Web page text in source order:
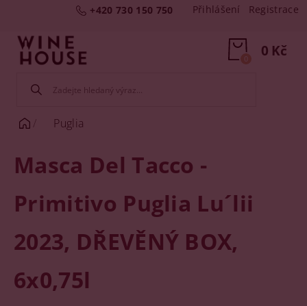
+420 730 150 750 Přihlášení Registrace
0 Kč
0
Puglia
Masca Del Tacco -
Primitivo Puglia Lu´lii
2023, DŘEVĚNÝ BOX,
6x0,75l